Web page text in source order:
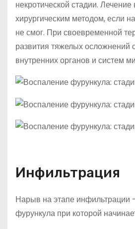
некротической стадии.
хирургическим методом, если
не смог. При своевременной
развития тяжелых осложнений
внутренних органов и систем
Инфильтрация
Нарыв на этапе инфильтрации
фурункула при которой